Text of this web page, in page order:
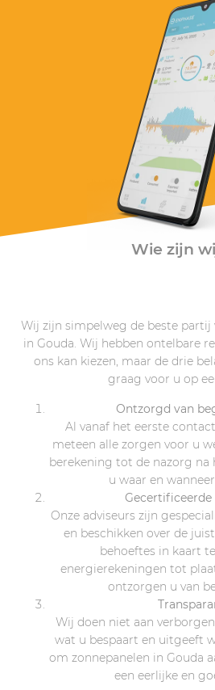
Wie zijn
Wij zijn simpelweg de beste partij
in Gouda. Wij hebben ontelbare
ons kan kiezen, maar de drie
graag voor u op
Ontzorgd van
Al vanaf het eerste
meteen alle zorgen voor u
berekening tot de nazorg na
u waar en
Gecertificeerde
Onze adviseurs zijn
en beschikken over de
behoeftes in kaart
energierekeningen tot
ontzorgen u van
Wij doen niet aan
wat u bespaart en uitgeeft
om zonnepanelen in Gouda
een eerlijke en